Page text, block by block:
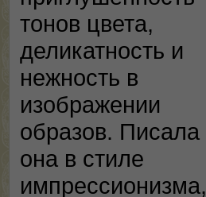
тонов цвета,
деликатность и
нежность в
изображении
образов. Писала
она в стиле
импрессионизма,